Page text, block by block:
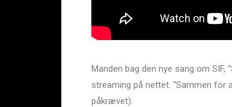
Manden bag den nye sang om
streaming på nettet. “Sammen for
påkrævet).